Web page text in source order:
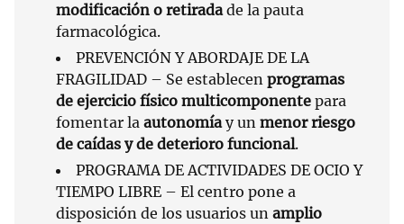
modificación o retiradade la pauta
farmacológica.
PREVENCIÓN Y ABORDAJE DE LA
FRAGILIDAD – Se establecen programas
de ejercicio físico multicomponente para
fomentar la autonomíay un menor riesgo
de caídas y de deterioro funcional.
PROGRAMA DE ACTIVIDADES DE OCIO Y
TIEMPO LIBRE – El centro pone a
disposición de los usuarios un amplio